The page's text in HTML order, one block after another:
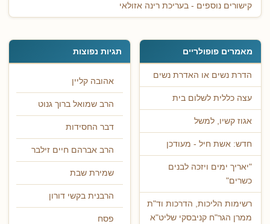
קישורים נוספים - בעריכת רינה אזולאי
מאמרים פופולריים
הדרת נשים או האדרת נשים
עצה כללית לשלום בית
אגוז קשיו, למשל
חדש: אשת חיל - מעודכן
"יאריך ימים ויזכה לבנים
כשרים"
רשימות הליכות, הדרכות וד"ת
ממרן הגר"ח קניבסקי שליט"א
תגיות נפוצות
אהובה קליין
הרב שמואל ברוך גנוט
דבר החסידות
הרב אברהם חיים זילבר
שמירת שבת
הרבנית בקשי דורון
פסח